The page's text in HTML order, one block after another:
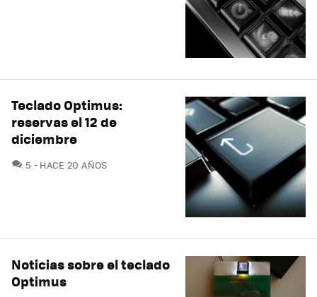
Teclado Optimus:
reservas el 12 de
diciembre
5 COMENTARIOS
HACE 20 AÑOS
Noticias sobre el teclado
Optimus